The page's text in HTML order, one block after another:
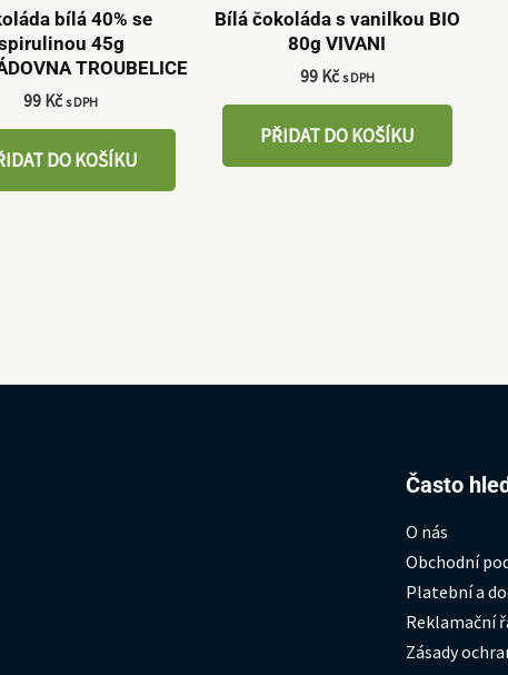
bílá 40% se
45g
TROUBELICE
99 Kč s DPH
DO KOŠÍKU
Bílá čokoláda s vanilkou BIO
80g VIVANI
99 Kč s DPH
PŘIDAT DO KOŠÍKU
Často
O nás
Obchodní
Platební a
Reklamační
Zásady
Hledat: